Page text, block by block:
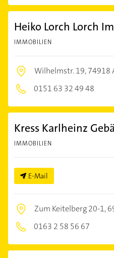
Heiko Lorch Lorch
IMMOBILIEN
Wilhelmstr. 19,74918
0151 63 32 49 48
Kress Karlheinz
IMMOBILIEN
E-Mail
Zum Keitelberg 20-1,
0163 2 58 56 67